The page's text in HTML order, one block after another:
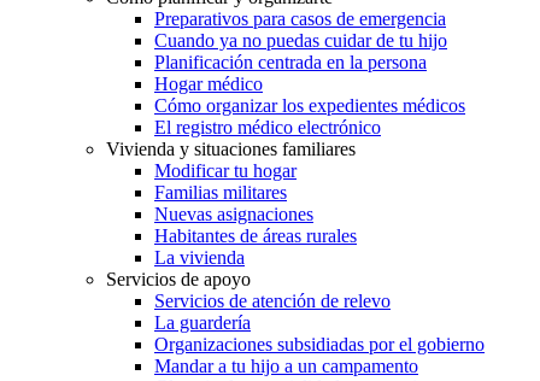
Preparativos para casos de emergencia
Cuando ya no puedas cuidar de tu hijo
Planificación centrada en la persona
Hogar médico
Cómo organizar los expedientes médicos
El registro médico electrónico
Vivienda y situaciones familiares
Modificar tu hogar
Familias militares
Nuevas asignaciones
Habitantes de áreas rurales
La vivienda
Servicios de apoyo
Servicios de atención de relevo
La guardería
Organizaciones subsidiadas por el gobierno
Mandar a tu hijo a un campamento